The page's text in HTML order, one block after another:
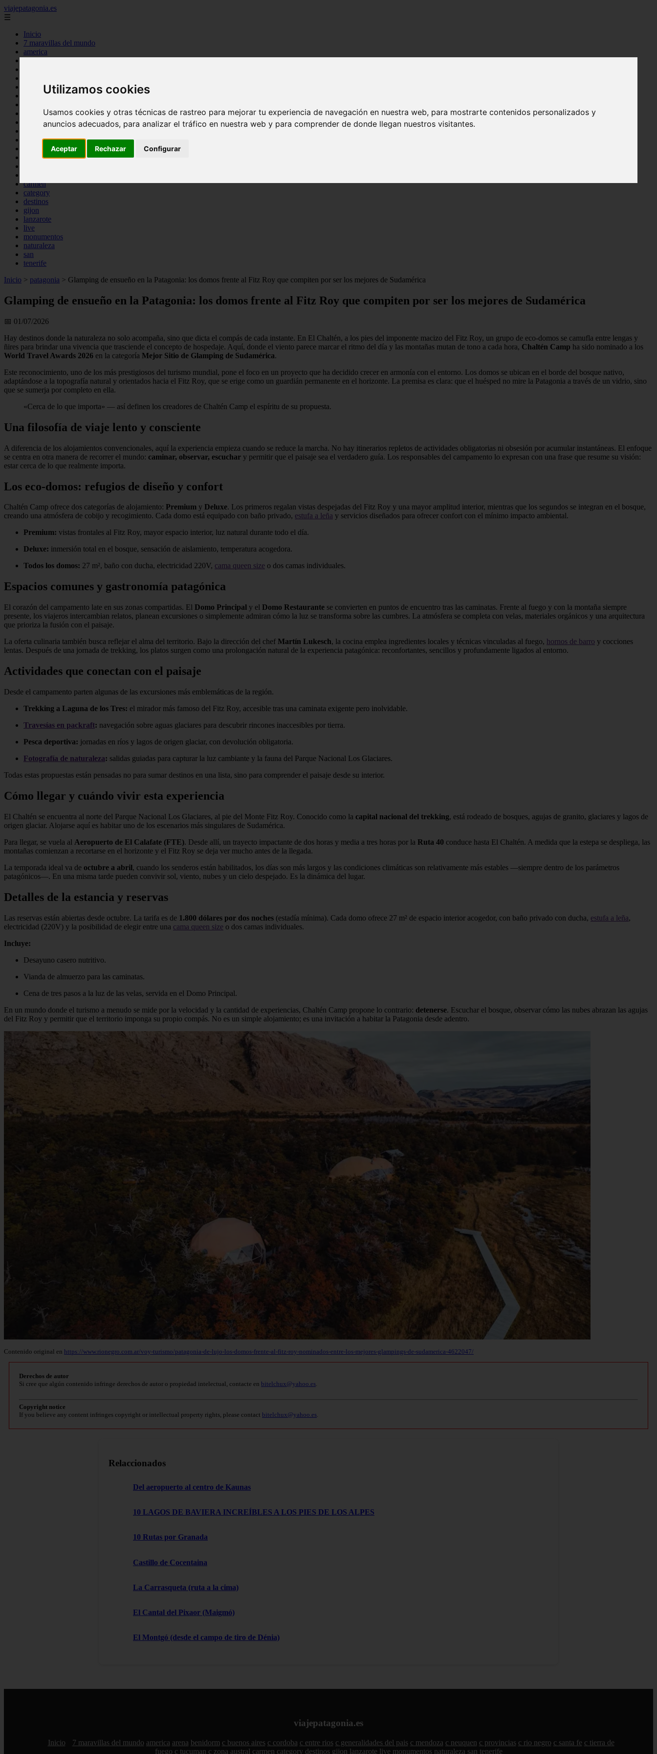
Utilizamos cookies
Usamos cookies y otras técnicas de rastreo para mejorar tu experiencia de navegación en nuestra web, para mostrarte contenidos personalizados y
anuncios adecuados, para analizar el tráfico en nuestra web y para comprender de donde llegan nuestros visitantes.
Aceptar Rechazar Configurar
viajepatagonia.es
☰
Inicio
7 maravillas del mundo
america
c cordoba
c entre rios
c mendoza
c neuquen
c rio negro
c santa fe
c tierra de fuego
carmen
category
destinos
gijon
lanzarote
live
monumentos
naturaleza
san
tenerife
Inicio > patagonia > Glamping de ensueño en la Patagonia: los domos frente al Fitz Roy que compiten por ser los mejores de Sudamérica
Glamping de ensueño en la Patagonia: los domos frente al Fitz Roy que compiten por ser los mejores de Sudamérica
📅 01/07/2026
Hay destinos donde la naturaleza no solo acompaña, sino que dicta el compás de cada instante. En El Chaltén, a los pies del imponente macizo del Fitz Roy, un grupo de eco-domos se camufla entre lengas y
ñires para brindar una vivencia que trasciende el concepto de hospedaje. Aquí, donde el viento parece marcar el ritmo del día y las montañas mutan de tono a cada hora, Chaltén Camp ha sido nominado a los
World Travel Awards 2026 en la categoría Mejor Sitio de Glamping de Sudamérica.
Este reconocimiento, uno de los más prestigiosos del turismo mundial, pone el foco en un proyecto que ha decidido crecer en armonía con el entorno. Los domos se ubican en el borde del bosque nativo,
adaptándose a la topografía natural y orientados hacia el Fitz Roy, que se erige como un guardián permanente en el horizonte. La premisa es clara: que el huésped no mire la Patagonia a través de un vidrio, sino
que se sumerja por completo en ella.
«Cerca de lo que importa» — así definen los creadores de Chaltén Camp el espíritu de su propuesta.
Una filosofía de viaje lento y consciente
A diferencia de los alojamientos convencionales, aquí la experiencia empieza cuando se reduce la marcha. No hay itinerarios repletos de actividades obligatorias ni obsesión por acumular instantáneas. El enfoque
se centra en otra manera de recorrer el mundo: caminar, observar, escuchar y permitir que el paisaje sea el verdadero guía. Los responsables del campamento lo expresan con una frase que resume su visión:
estar cerca de lo que realmente importa.
Los eco-domos: refugios de diseño y confort
Chaltén Camp ofrece dos categorías de alojamiento: Premium y Deluxe. Los primeros regalan vistas despejadas del Fitz Roy y una mayor amplitud interior, mientras que los segundos se integran en el bosque,
creando una atmósfera de cobijo y recogimiento. Cada domo está equipado con baño privado, estufa a leña y servicios diseñados para ofrecer confort con el mínimo impacto ambiental.
Premium: vistas frontales al Fitz Roy, mayor espacio interior, luz natural durante todo el día.
Deluxe: inmersión total en el bosque, sensación de aislamiento, temperatura acogedora.
Todos los domos: 27 m², baño con ducha, electricidad 220V, cama queen size o dos camas individuales.
Espacios comunes y gastronomía patagónica
El corazón del campamento late en sus zonas compartidas. El Domo Principal y el Domo Restaurante se convierten en puntos de encuentro tras las caminatas. Frente al fuego y con la montaña siempre
presente, los viajeros intercambian relatos, planean excursiones o simplemente admiran cómo la luz se transforma sobre las cumbres. La atmósfera se completa con velas, materiales orgánicos y una arquitectura
que prioriza la fusión con el paisaje.
La oferta culinaria también busca reflejar el alma del territorio. Bajo la dirección del chef Martín Lukesch, la cocina emplea ingredientes locales y técnicas vinculadas al fuego, hornos de barro y cocciones
lentas. Después de una jornada de trekking, los platos surgen como una prolongación natural de la experiencia patagónica: reconfortantes, sencillos y profundamente ligados al entorno.
Actividades que conectan con el paisaje
Desde el campamento parten algunas de las excursiones más emblemáticas de la región.
Trekking a Laguna de los Tres: el mirador más famoso del Fitz Roy, accesible tras una caminata exigente pero inolvidable.
Travesías en packraft: navegación sobre aguas glaciares para descubrir rincones inaccesibles por tierra.
Pesca deportiva: jornadas en ríos y lagos de origen glaciar, con devolución obligatoria.
Fotografía de naturaleza: salidas guiadas para capturar la luz cambiante y la fauna del Parque Nacional Los Glaciares.
Todas estas propuestas están pensadas no para sumar destinos en una lista, sino para comprender el paisaje desde su interior.
Cómo llegar y cuándo vivir esta experiencia
El Chaltén se encuentra al norte del Parque Nacional Los Glaciares, al pie del Monte Fitz Roy. Conocido como la capital nacional del trekking, está rodeado de bosques, agujas de granito, glaciares y lagos de
origen glaciar. Alojarse aquí es habitar uno de los escenarios más singulares de Sudamérica.
Para llegar, se vuela al Aeropuerto de El Calafate (FTE). Desde allí, un trayecto impactante de dos horas y media a tres horas por la Ruta 40 conduce hasta El Chaltén. A medida que la estepa se despliega, las
montañas comienzan a recortarse en el horizonte y el Fitz Roy se deja ver mucho antes de la llegada.
La temporada ideal va de octubre a abril, cuando los senderos están habilitados, los días son más largos y las condiciones climáticas son relativamente más estables —siempre dentro de los parámetros
patagónicos—. En una misma tarde pueden convivir sol, viento, nubes y un cielo despejado. Es la dinámica del lugar.
Detalles de la estancia y reservas
Las reservas están abiertas desde octubre. La tarifa es de 1.800 dólares por dos noches (estadía mínima). Cada domo ofrece 27 m² de espacio interior acogedor, con baño privado con ducha, estufa a leña,
electricidad (220V) y la posibilidad de elegir entre una cama queen size o dos camas individuales.
Incluye:
Desayuno casero nutritivo.
Vianda de almuerzo para las caminatas.
Cena de tres pasos a la luz de las velas, servida en el Domo Principal.
En un mundo donde el turismo a menudo se mide por la velocidad y la cantidad de experiencias, Chaltén Camp propone lo contrario: detenerse. Escuchar el bosque, observar cómo las nubes abrazan las agujas
del Fitz Roy y permitir que el territorio imponga su propio compás. No es un simple alojamiento; es una invitación a habitar la Patagonia desde adentro.
Contenido original en https://www.rionegro.com.ar/voy-turismo/patagonia-de-lujo-los-domos-frente-al-fitz-roy-nominados-entre-los-mejores-glampings-de-sudamerica-4622047/
Derechos de autor
Si cree que algún contenido infringe derechos de autor o propiedad intelectual, contacte en bitelchux@yahoo.es.
Copyright notice
If you believe any content infringes copyright or intellectual property rights, please contact bitelchux@yahoo.es.
Relaccionados
Del aeropuerto al centro de Kaunas
10 LAGOS DE BAVIERA INCREÍBLES A LOS PIES DE LOS ALPES
10 Rutas por Granada
Castillo de Cocentaina
La Carrasqueta (ruta a la cima)
El Cantal del Pixaor (Maigmó)
El Montgó (desde el campo de tiro de Dénia)
viajepatagonia.es
Inicio 7 maravillas del mundo america arena benidorm c buenos aires c cordoba c entre rios c generalidades del pais c mendoza c neuquen c provincias c rio negro c santa fe c tierra de
fuego c tucuman c zona austral carmen category destinos gijon lanzarote live monumentos naturaleza san tenerife